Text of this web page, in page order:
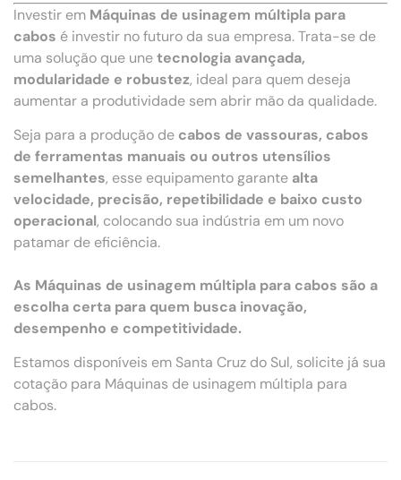
Investir em Máquinas de usinagem múltipla para
cabos é investir no futuro da sua empresa. Trata-se de
uma solução que unetecnologia avançada,
modularidade e robustez, ideal para quem deseja
aumentar a produtividade sem abrir mão da qualidade.
Seja para a produção de cabos de vassouras, cabos
de ferramentas manuais ou outros utensílios
semelhantes, esse equipamento garante alta
velocidade, precisão, repetibilidade e baixo custo
operacional, colocando sua indústria em um novo
patamar de eficiência.
As Máquinas de usinagem múltipla para cabos são a
escolha certa para quem busca inovação,
desempenho e competitividade.
Estamos disponíveis em Santa Cruz do Sul, solicite já sua
cotação para Máquinas de usinagem múltipla para
cabos.